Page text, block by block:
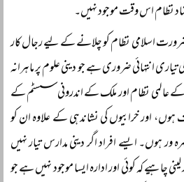
نظام اس وقت موجود نہیں۔
اسلامی نظام کو چلانے کے لیے رجال کار
تیاری انتہائی ضروری ہے جو دینی علوم پر ماہرانہ
عالمی نظام اور ملک کے اندرونی سسٹم کے
اور خرابیوں کی نشاندہی کے علاوہ ان کو
ہوں۔ ایسے افراد اگر دینی مدارس تیار نہیں
چاہیے کہ کوئی اور ادارہ ایسا موجود نہیں ہے جو